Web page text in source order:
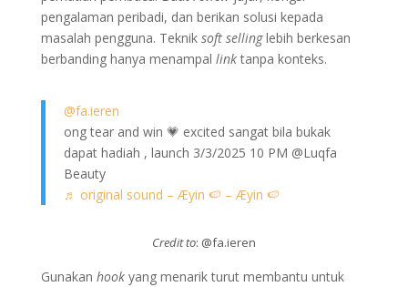
pengalaman peribadi, dan berikan solusi kepada
masalah pengguna. Teknik soft sellinglebih berkesan
berbanding hanya menampal linktanpa konteks.
@fa.ieren
ong tear and win 💗 excited sangat bila bukak
dapat hadiah , launch 3/3/2025 10 PM @Luqfa
Beauty
♬ original sound – Æyin 🍉 – Æyin 🍉
Credit to: @fa.ieren
Gunakan hook yang menarik turut membantu untuk